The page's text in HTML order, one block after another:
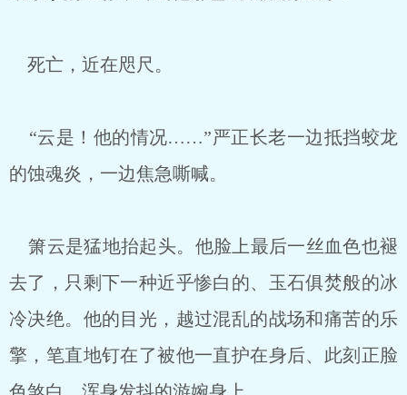
死亡，近在咫尺。
“云是！他的情况……”严正长老一边抵挡蛟龙
的蚀魂炎，一边焦急嘶喊。
箫云是猛地抬起头。他脸上最后一丝血色也褪
去了，只剩下一种近乎惨白的、玉石俱焚般的冰
冷决绝。他的目光，越过混乱的战场和痛苦的乐
擎，笔直地钉在了被他一直护在身后、此刻正脸